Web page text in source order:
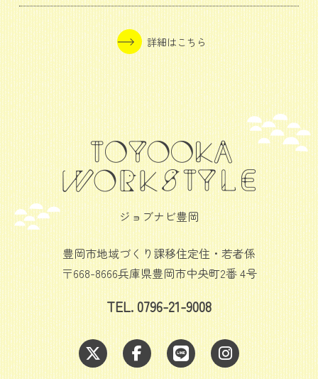
詳細はこちら
ジョブナビ豊岡
豊岡市地域づくり課移住定住・若者係
〒668-8666兵庫県豊岡市中央町2番 4号
TEL. 0796-21-9008